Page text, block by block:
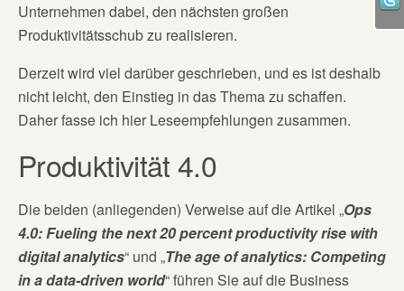
Unternehmen dabei, den nächsten großen
Produktivitätsschub zu realisieren.
Derzeit wird viel darüber geschrieben, und es ist deshalb
nicht leicht, den Einstieg in das Thema zu schaffen.
Daher fasse ich hier Leseempfehlungen zusammen.
Produktivität 4.0
Die beiden (anliegenden) Verweise auf die Artikel „Ops
4.0: Fueling the next 20 percent productivity rise with
digital analytics“ und „The age of analytics: Competing
in a data-driven world“ führen Sie auf die Business